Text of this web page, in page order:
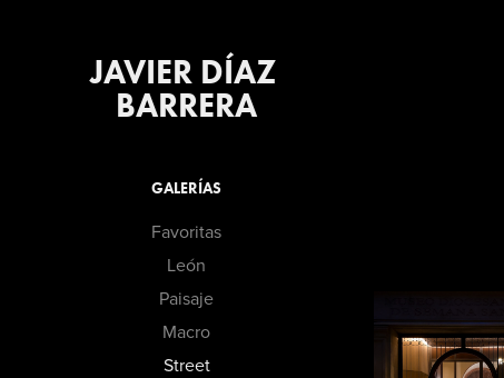
JAVIER DÍAZ
BARRERA
GALERÍAS
Favoritas
León
Paisaje
Macro
Street